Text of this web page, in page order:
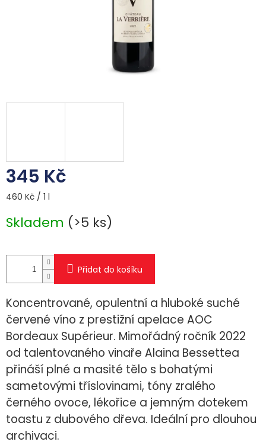
345 Kč
Měrná
460 Kč / 1 l
Skladem (>5 ks)
Přidat do košíku
Koncentrované, opulentní a hluboké suché
červené víno z prestižní apelace AOC
Bordeaux Supérieur. Mimořádný ročník 2022
od talentovaného vinaře Alaina Bessettea
přináší plné a masité tělo s bohatými
sametovými tříslovinami, tóny zralého
černého ovoce, lékořice a jemným dotekem
toastu z dubového dřeva. Ideální pro dlouhou
archivaci.